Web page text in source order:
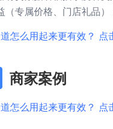
（专属价格、门店礼品
怎么用起来更有效？
商家案例
怎么用起来更有效？